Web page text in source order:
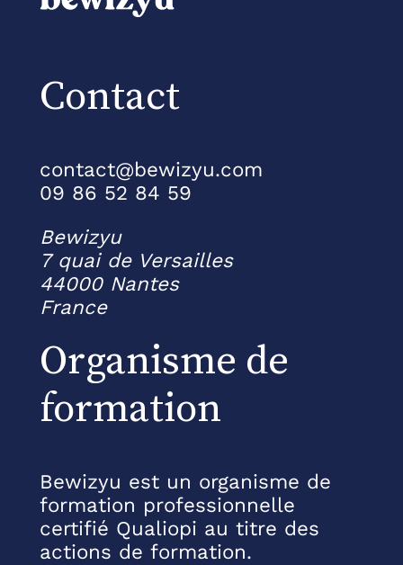
Contact
contact@bewizyu.com
09 86 52 84 59
Bewizyu
7 quai de Versailles
44000 Nantes
France
Organisme de
formation
Bewizyu est un organisme de
formation professionnelle
certifié Qualiopi au titre des
actions de formation.